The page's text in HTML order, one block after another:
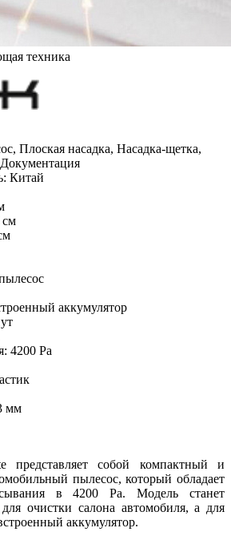
техника
Плоская насадка, Насадка-щетка,
Китай
см
аккумулятор
4200 Pa
мм
собой компактный и
пылесос, который обладает
в 4200 Pa. Модель станет
очистки салона автомобиля, а для
аккумулятор.